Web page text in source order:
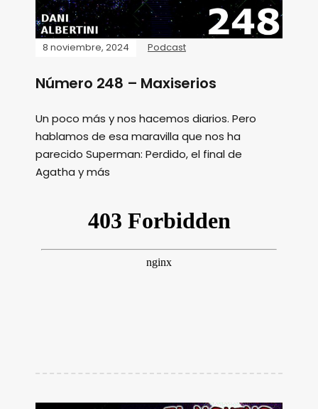
8 noviembre, 2024 Podcast
Número 248 – Maxiserios
Un poco más y nos hacemos diarios. Pero
hablamos de esa maravilla que nos ha
parecido Superman: Perdido, el final de
Agatha y más